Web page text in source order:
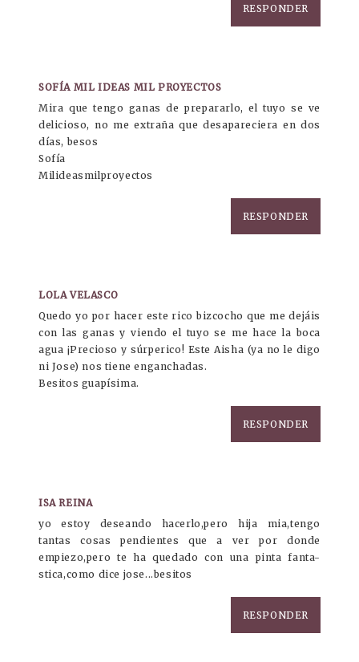
RESPONDER
SOFÍA MIL IDEAS MIL PROYECTOS
Mira que tengo ganas de prepararlo, el tuyo se ve
delicioso, no me extraña que desapareciera en dos
días, besos
Sofía
Milideasmilproyectos
RESPONDER
LOLA VELASCO
Quedo yo por hacer este rico bizcocho que me dejáis
con las ganas y viendo el tuyo se me hace la boca
agua ¡Precioso y súrperico! Este Aisha (ya no le digo
ni Jose) nos tiene enganchadas.
Besitos guapísima.
RESPONDER
ISA REINA
yo estoy deseando hacerlo,pero hija mia,tengo
tantas cosas pendientes que a ver por donde
empiezo,pero te ha quedado con una pinta fanta-
stica,como dice jose...besitos
RESPONDER